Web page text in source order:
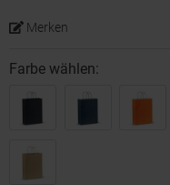
Merken
Farbe wählen: